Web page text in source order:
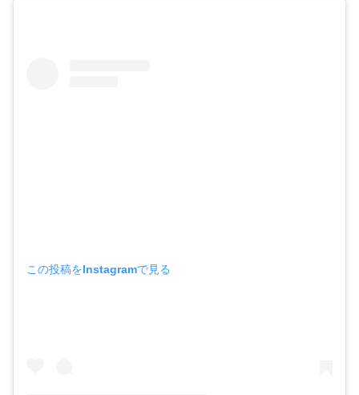
この投稿をInstagramで見る